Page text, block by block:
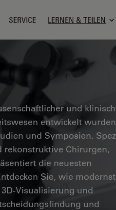
SERVICE LERNEN & TEILEN
und
entwickelt
und Symposien.
rekonstruktive Chirurgen,
die neuesten
Sie, wie
Visualisierung und
und